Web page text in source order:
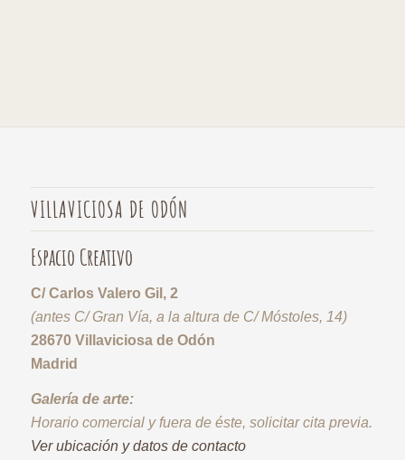
VILLAVICIOSA DE ODÓN
Espacio Creativo
C/ Carlos Valero Gil, 2
(antes C/ Gran Vía, a la altura de C/ Móstoles, 14)
28670 Villaviciosa de Odón
Madrid
Galería de arte:
Horario comercial y fuera de éste, solicitar cita previa.
Ver ubicación y datos de contacto